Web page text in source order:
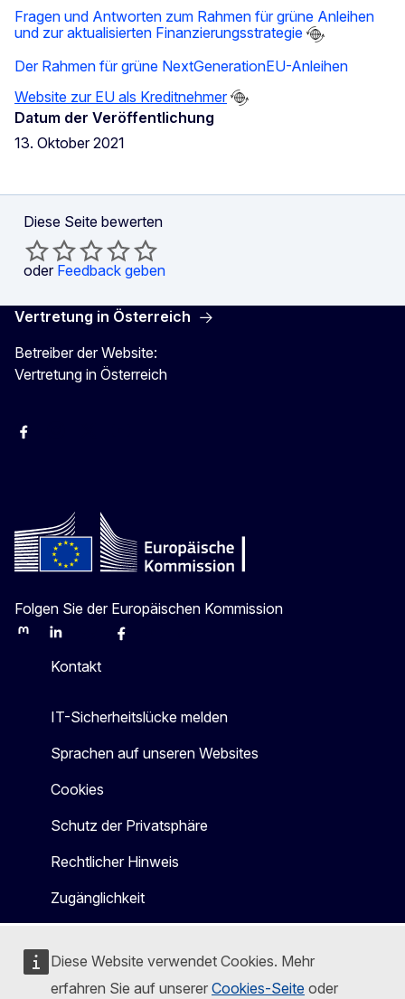
Diese Website verwendet Cookies. Mehr
erfahren Sie auf unserer Cookies-Seite oder
Fragen und Antworten zum Rahmen für grüne Anleihen
und zur aktualisierten Finanzierungsstrategie
Der Rahmen für grüne NextGenerationEU-Anleihen
Website zur EU als Kreditnehmer
Datum der Veröffentlichung
13. Oktober 2021
Diese Seite bewerten
oder Feedback geben
Vertretung in Österreich
Betreiber der Website:
Vertretung in Österreich
Facebook
Folgen Sie der Europäischen Kommission
MastodonLinkedInBlueskyFacebook
Kontakt
IT-Sicherheitslücke melden
Sprachen auf unseren Websites
Cookies
Schutz der Privatsphäre
Rechtlicher Hinweis
Zugänglichkeit